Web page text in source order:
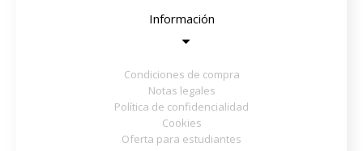
Información
Condiciones de compra
Notas legales
Política de confidencialidad
Cookies
Oferta para estudiantes